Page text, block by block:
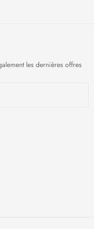
les dernières offres